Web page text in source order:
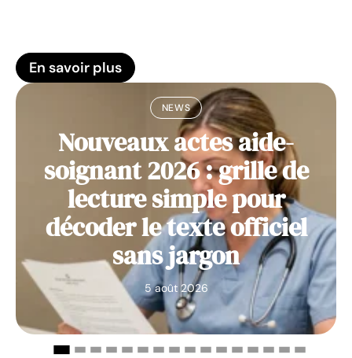
En savoir plus
NEWS
Nouveaux actes aide-
soignant 2026 : grille de
lecture simple pour
décoder le texte officiel
sans jargon
5 août 2026